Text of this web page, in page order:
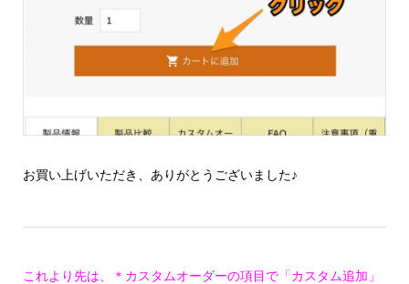
お買い上げいただき、ありがとうございました♪
これより先は、＊カスタムオーダーの項目で「カスタム追加」